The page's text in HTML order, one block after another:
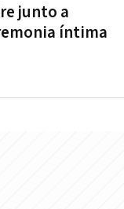
junto a
íntima